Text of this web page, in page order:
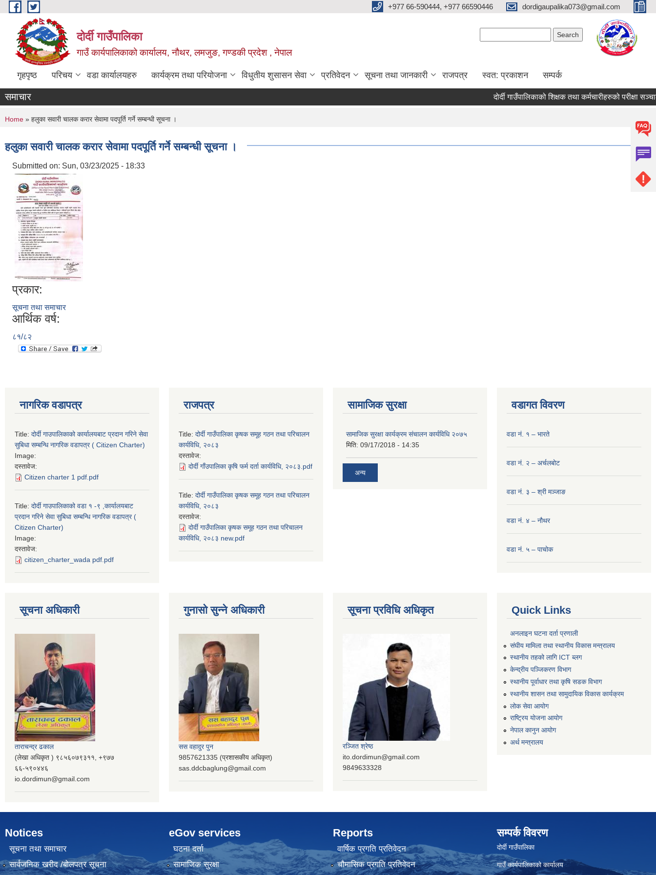
Skip to main content +977 66-590444, +977 66590446 dordigaupalika073@gmail.com
दोर्दी गाउँपालिका
गाउँ कार्यपालिकाको कार्यालय, नौथर, लमजुङ, गण्डकी प्रदेश , नेपाल
गृहपृष्ठ परिचय वडा कार्यालयहरु कार्यक्रम तथा परियोजना विधुतीय शुसासन सेवा प्रतिवेदन सूचना तथा जानकारी राजपत्र स्वत: प्रकाशन सम्पर्क
समाचार दोर्दी गाउँपालिकाको शिक्षक तथा कर्मचारीहरुको परीक्षा
You are here
Home » हलुका सवारी चालक करार सेवामा पदपूर्ति गर्ने सम्बन्धी सूचना ।
हलुका सवारी चालक करार सेवामा पदपूर्ति गर्ने सम्बन्धी सूचना ।
Submitted on: Sun, 03/23/2025 - 18:33
प्रकार:
सूचना तथा समाचार
आर्थिक वर्ष:
८१/८२
नागरिक वडापत्र
Title: दोर्दी गाउपालिकाको कार्यालयबाट प्रदान गरिने सेवा
सुबिधा सम्बन्धि नागरिक वडापत्र ( Citizen Charter)
Image:
दस्तावेज:
Citizen charter 1 pdf.pdf
Title: दोर्दी गाउपालिकाको वडा १ -९ ,कार्यालयबाट
प्रदान गरिने सेवा सुबिधा सम्बन्धि नागरिक वडापत्र (
Citizen Charter)
Image:
दस्तावेज:
citizen_charter_wada pdf.pdf
राजपत्र
Title: दोर्दी गाउँपालिका कृषक समूह गठन तथा परिचालन
कार्यविधि, २०८३
दस्तावेज:
दोर्दी गाँउपालिका कृषि फर्म दर्ता कार्यविधि, २०८३.pdf
Title: दोर्दी गाउँपालिका कृषक समूह गठन तथा परिचालन
कार्यविधि, २०८३
दस्तावेज:
दोर्दी गाउँपालिका कृषक समूह गठन तथा परिचालन
कार्यविधि, २०८३ new.pdf
सामाजिक सुरक्षा
सामाजिक सुरक्षा कार्यक्रम संचालन कार्यविधि २०७५
मिति: 09/17/2018 - 14:35
अन्य
वडागत विवरण
वडा नं. १ – भारते
वडा नं. २ – अर्चलबोट
वडा नं. ३ – श्री मञ्‍जाङ
वडा नं. ४ – नौथर
वडा नं. ५ – पाचोक
सूचना अधिकारी
ताराचन्द्र ढकाल
(लेखा अधिकृत ) ९८५६०७९३११, ‌‍‍+९७७
६६-५९०४४६
io.dordimun@gmail.com
गुनासो सुन्ने अधिकारी
सस वहादुर पुन
9857621335 (प्रशासकीय अधिकृत)
sas.ddcbaglung@gmail.com
सूचना प्रविधि अधिकृत
रञ्‍जित श्रेष्ठ
ito.dordimun@gmail.com
9849633328
Quick Links
अनलाइन घटना दर्ता प्रणाली
संघीय मामिला तथा स्थानीय विकास मन्त्रालय
स्थानीय तहको लागि ICT ब्लग
केन्द्रीय पञ्जिकरण विभाग
स्थानीय पूर्वाधार तथा कृषि सडक विभाग
स्थानीय शासन तथा सामुदायिक विकास कार्यक्रम
लोक सेवा आयोग
राष्ट्रिय योजना आयोग
नेपाल कानुन आयोग
अर्थ मन्त्रालय
Notices
सूचना तथा समाचार
सार्वजनिक खरीद /बोलपत्र सूचना
eGov services
घटना दर्ता
सामाजिक सुरक्षा
Reports
वार्षिक प्रगति प्रतिवेदन
चौमासिक प्रगति प्रतिवेदन
सम्पर्क विवरण
दोर्दी गाउँपालिका
गाउँ कार्यपालिकाको कार्यालय